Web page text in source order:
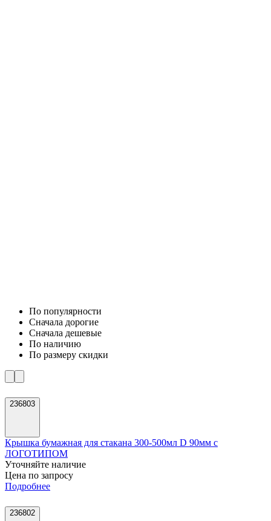
По популярности
Cначала дорогие
Cначала дешевые
По наличию
По размеру скидки
236803
Крышка бумажная для стакана 300-500мл D 90мм с
ЛОГОТИПОМ
Уточняйте наличие
Цена по запросу
Подробнее
236802